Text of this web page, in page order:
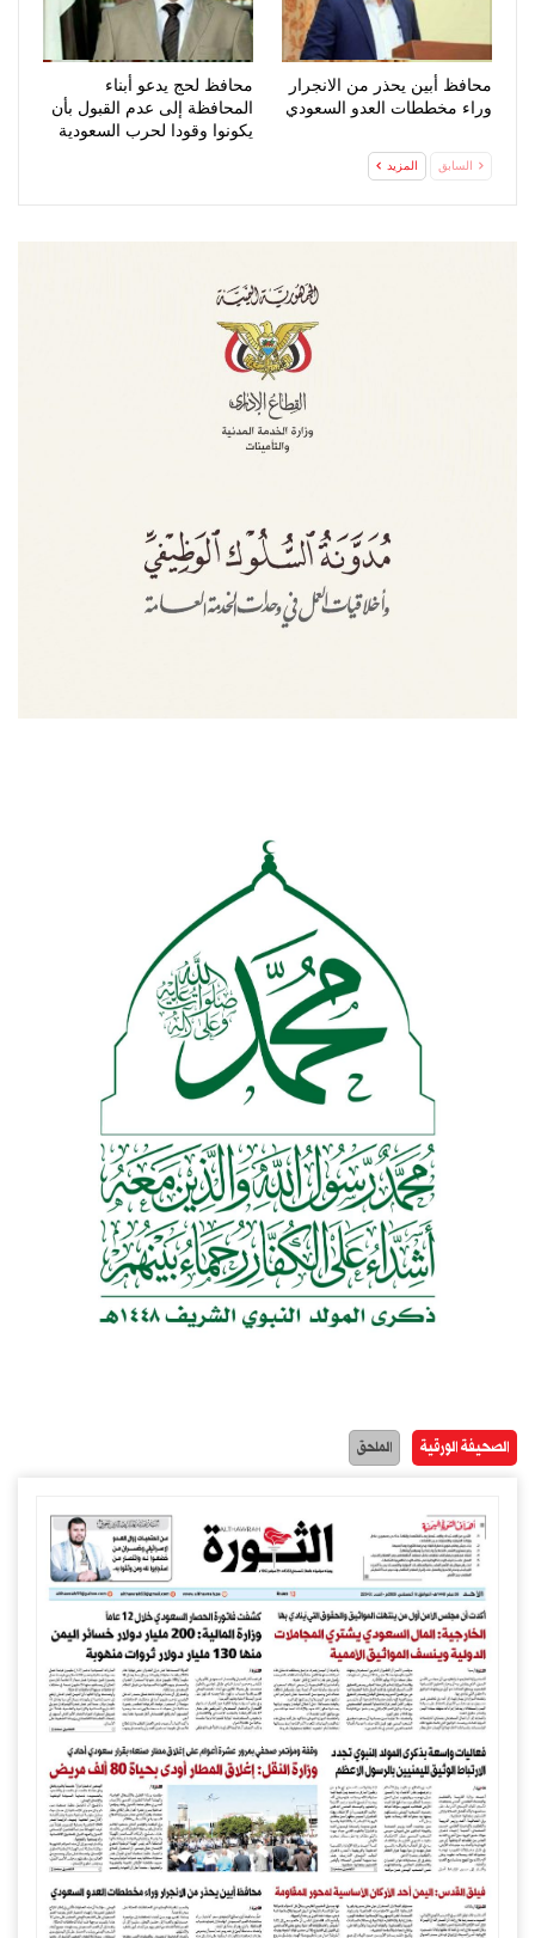
محافظ أبين يحذر من الانجرار
وراء مخططات العدو السعودي
محافظ لحج يدعو أبناء
المحافظة إلى عدم القبول بأن
يكونوا وقودا لحرب السعودية
السابق المزيد
الصحيفة الورقية الملحق